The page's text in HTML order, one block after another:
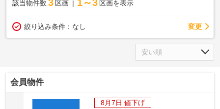
該当物件数 3 区画 1～3 区画を表示
絞り込み条件： なし 変更
会員物件
8月7日 値下げ